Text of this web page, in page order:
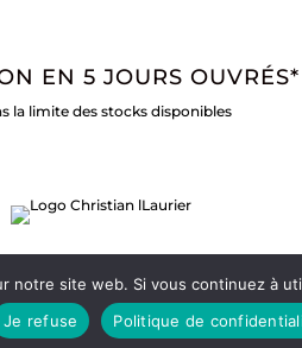
EN 5 JOURS OUVRÉS*
la limite des stocks disponibles
notre site web. Si vous continuez à
Je refuse Politique de